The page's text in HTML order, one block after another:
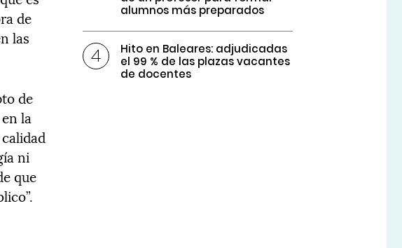
de
las
de
la
ni
que
alumnos más preparados
Hito en Baleares: adjudicadas
el 99 % de las plazas vacantes
de docentes